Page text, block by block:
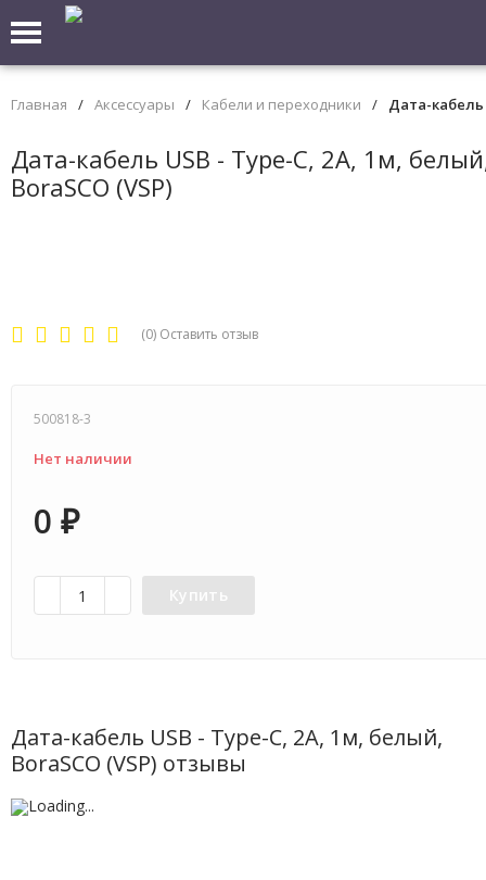
Главная / Аксессуары / Кабели и переходники / Дата-кабель
Дата-кабель USB - Type-C, 2А, 1м,
BoraSCO (VSP)
(0) Оставить отзыв
500818-3
Нет наличии
0 ₽
Купить
Дата-кабель USB - Type-C, 2А, 1м, белый,
BoraSCO (VSP) отзывы